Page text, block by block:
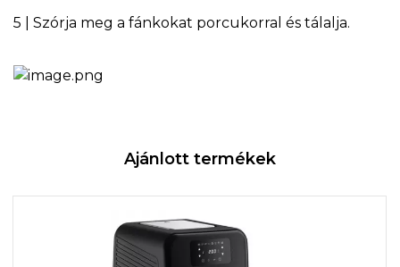
5 | Szórja meg a fánkokat porcukorral és tálalja.
Ajánlott termékek